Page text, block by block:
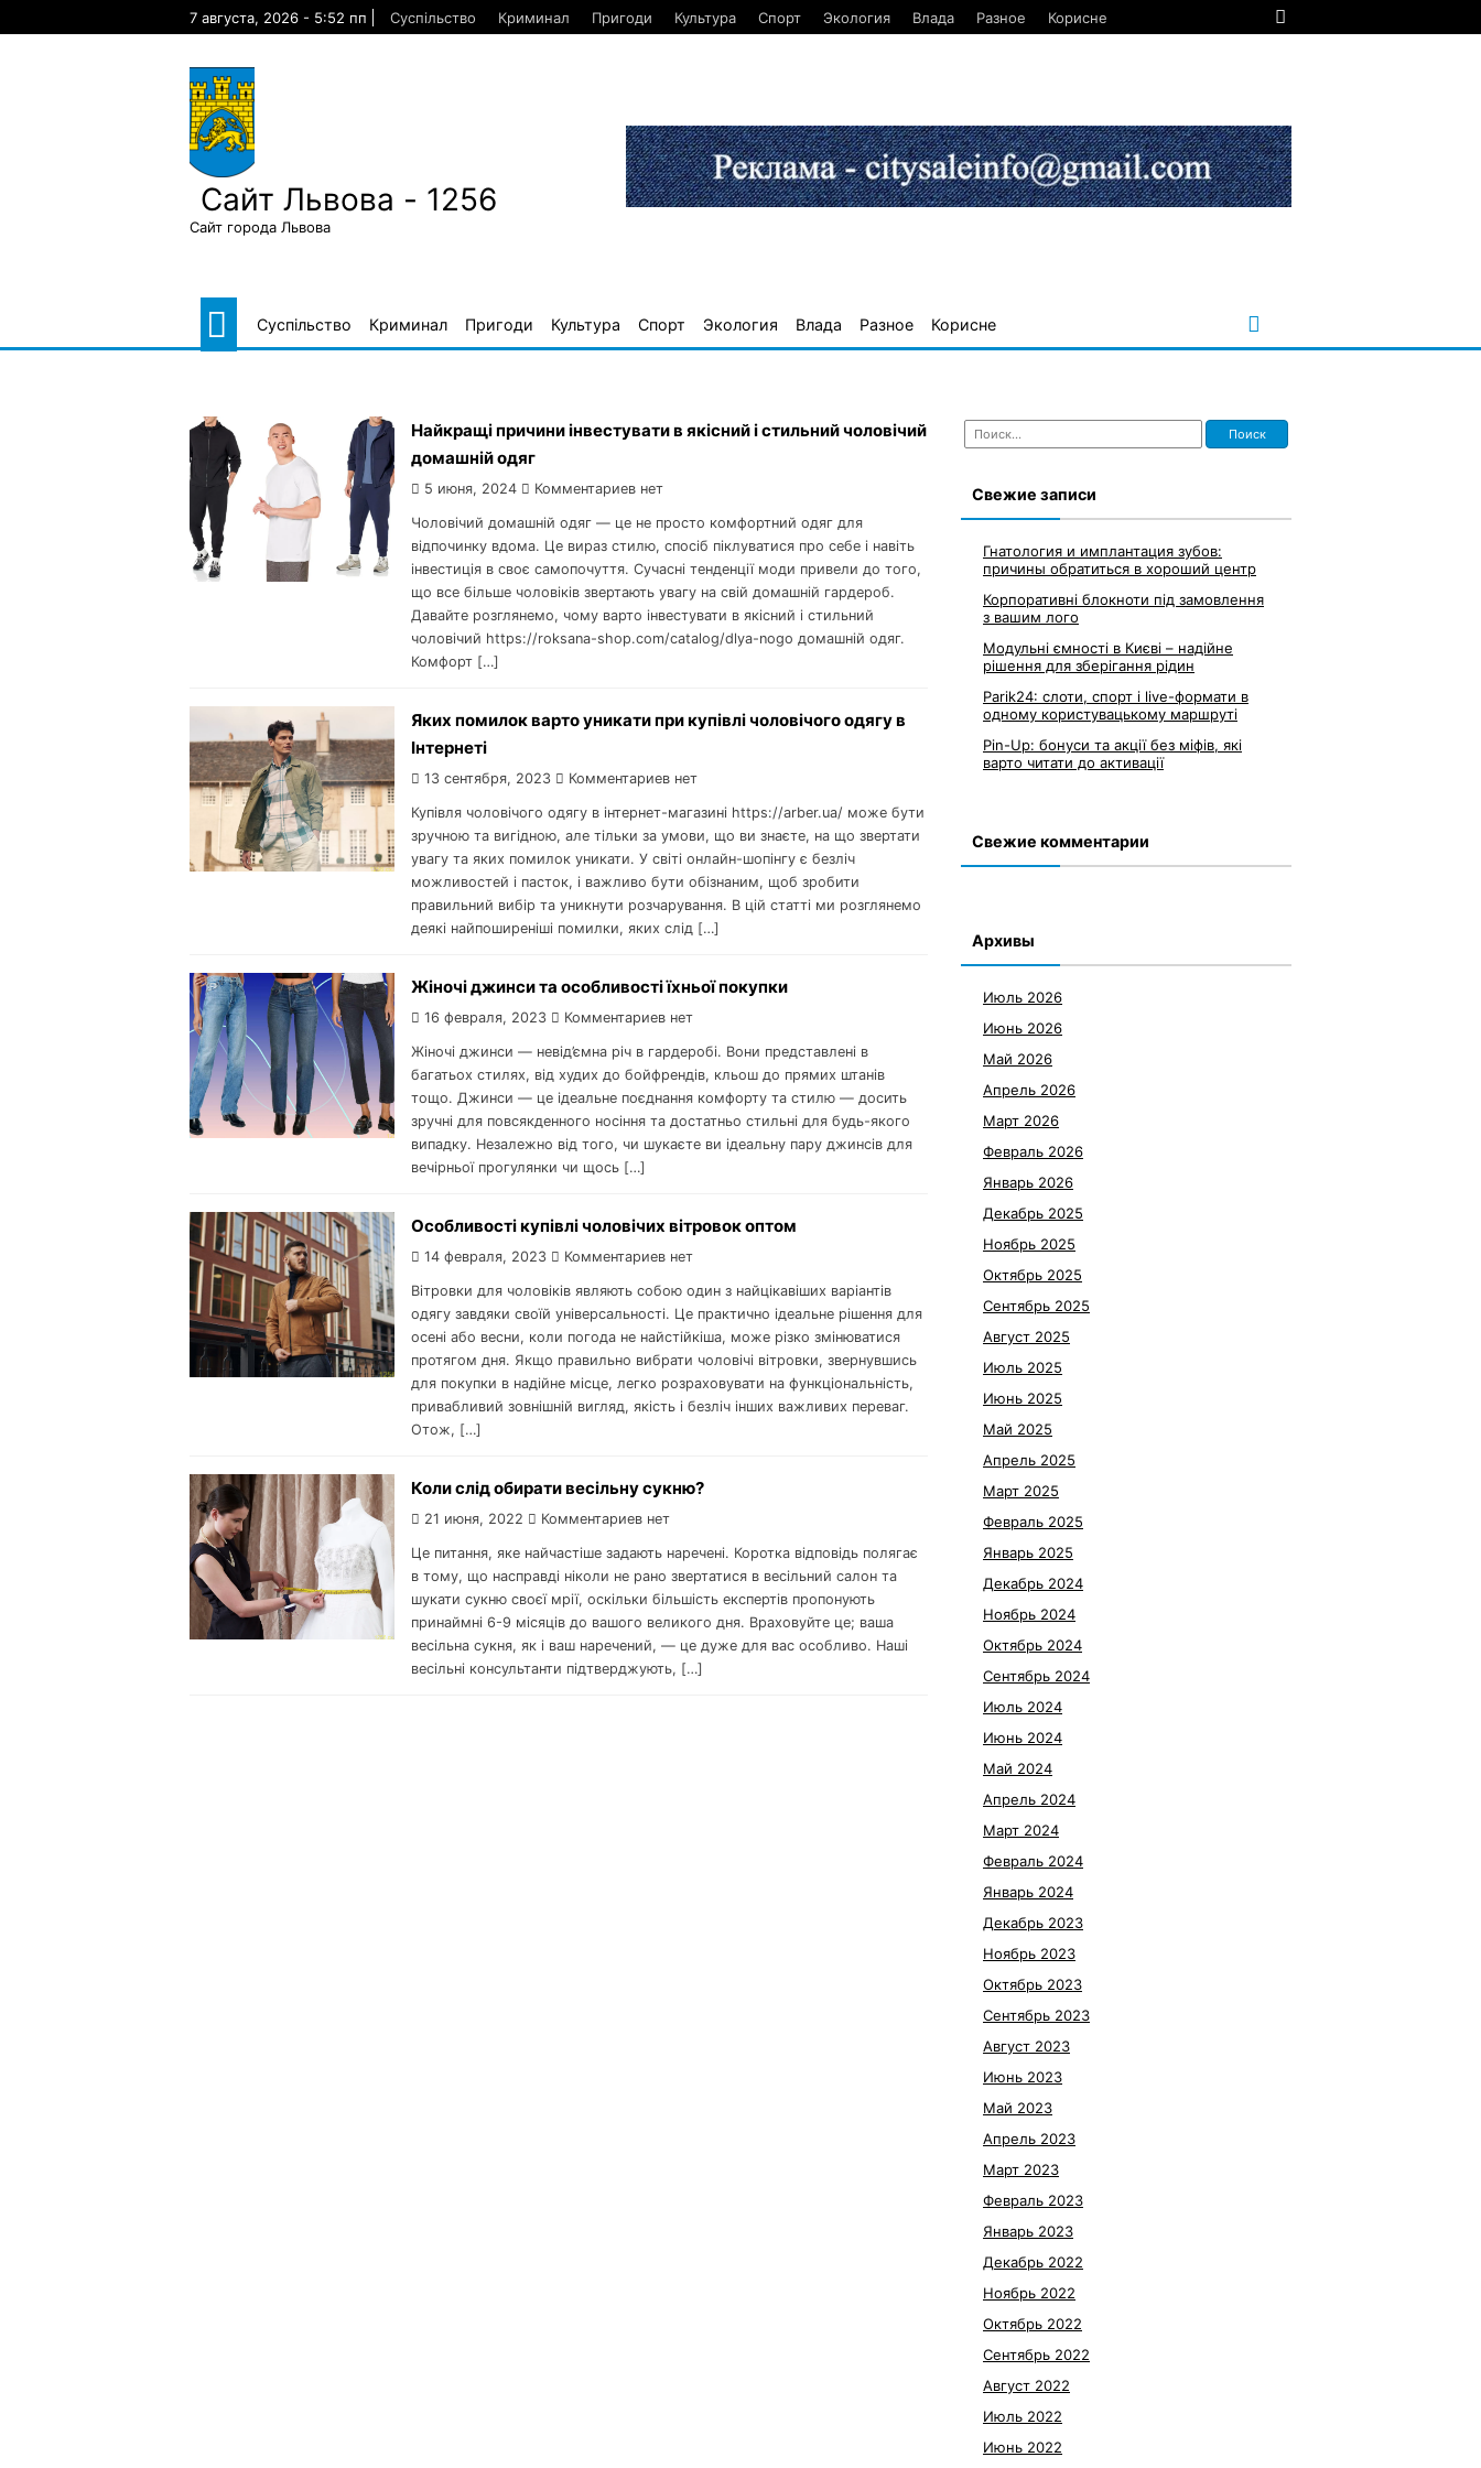
7 августа, 2026 - 5:52 пп Суспільство Криминал Пригоди Культура Спорт Экология Влада Разное Корисне
Сайт Львова - 1256
Сайт города Львова
Суспільство Криминал Пригоди Культура Спорт Экология Влада Разное Корисне
Найкращі причини інвестувати в якісний і стильний чоловічий
домашній одяг
5 июня, 2024 Комментариев нет
Чоловічий домашній одяг — це не просто комфортний одяг для
відпочинку вдома. Це вираз стилю, спосіб піклуватися про себе і навіть
інвестиція в своє самопочуття. Сучасні тенденції моди привели до того,
що все більше чоловіків звертають увагу на свій домашній гардероб.
Давайте розглянемо, чому варто інвестувати в якісний і стильний
чоловічий https://roksana-shop.com/catalog/dlya-nogo домашній одяг.
Комфорт […]
Яких помилок варто уникати при купівлі чоловічого одягу в
Інтернеті
13 сентября, 2023 Комментариев нет
Купівля чоловічого одягу в інтернет-магазині https://arber.ua/ може бути
зручною та вигідною, але тільки за умови, що ви знаєте, на що звертати
увагу та яких помилок уникати. У світі онлайн-шопінгу є безліч
можливостей і пасток, і важливо бути обізнаним, щоб зробити
правильний вибір та уникнути розчарування. В цій статті ми розглянемо
деякі найпоширеніші помилки, яких слід […]
Жіночі джинси та особливості їхньої покупки
16 февраля, 2023 Комментариев нет
Жіночі джинси — невід’ємна річ в гардеробі. Вони представлені в
багатьох стилях, від худих до бойфрендів, кльош до прямих штанів
тощо. Джинси — це ідеальне поєднання комфорту та стилю — досить
зручні для повсякденного носіння та достатньо стильні для будь-якого
випадку. Незалежно від того, чи шукаєте ви ідеальну пару джинсів для
вечірньої прогулянки чи щось […]
Особливості купівлі чоловічих вітровок оптом
14 февраля, 2023 Комментариев нет
Вітровки для чоловіків являють собою один з найцікавіших варіантів
одягу завдяки своїй універсальності. Це практично ідеальне рішення для
осені або весни, коли погода не найстійкіша, може різко змінюватися
протягом дня. Якщо правильно вибрати чоловічі вітровки, звернувшись
для покупки в надійне місце, легко розраховувати на функціональність,
привабливий зовнішній вигляд, якість і безліч інших важливих переваг.
Отож, […]
Коли слід обирати весільну сукню?
21 июня, 2022 Комментариев нет
Це питання, яке найчастіше задають наречені. Коротка відповідь полягає
в тому, що насправді ніколи не рано звертатися в весільний салон та
шукати сукню своєї мрії, оскільки більшість експертів пропонують
принаймні 6-9 місяців до вашого великого дня. Враховуйте це; ваша
весільна сукня, як і ваш наречений, — це дуже для вас особливо. Наші
весільні консультанти підтверджують, […]
Найти:
Свежие записи
Гнатология и имплантация зубов:
причины обратиться в хороший центр
Корпоративні блокноти під замовлення
з вашим лого
Модульні ємності в Києві – надійне
рішення для зберігання рідин
Parik24: слоти, спорт і live-формати в
одному користувацькому маршруті
Pin-Up: бонуси та акції без міфів, які
варто читати до активації
Свежие комментарии
Архивы
Июль 2026
Июнь 2026
Май 2026
Апрель 2026
Март 2026
Февраль 2026
Январь 2026
Декабрь 2025
Ноябрь 2025
Октябрь 2025
Сентябрь 2025
Август 2025
Июль 2025
Июнь 2025
Май 2025
Апрель 2025
Март 2025
Февраль 2025
Январь 2025
Декабрь 2024
Ноябрь 2024
Октябрь 2024
Сентябрь 2024
Июль 2024
Июнь 2024
Май 2024
Апрель 2024
Март 2024
Февраль 2024
Январь 2024
Декабрь 2023
Ноябрь 2023
Октябрь 2023
Сентябрь 2023
Август 2023
Июнь 2023
Май 2023
Апрель 2023
Март 2023
Февраль 2023
Январь 2023
Декабрь 2022
Ноябрь 2022
Октябрь 2022
Сентябрь 2022
Август 2022
Июль 2022
Июнь 2022